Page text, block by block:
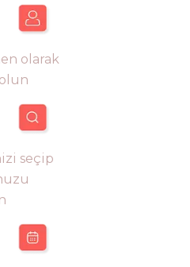
olarak
seçip